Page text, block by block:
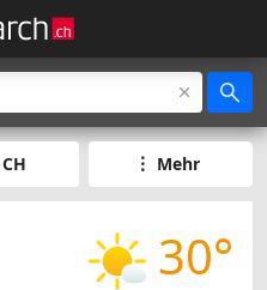
CH Mehr
30°